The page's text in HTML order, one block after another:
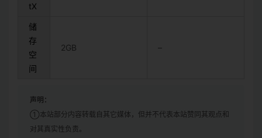
tX
储
存
空
间
2GB –
声明：
①本站部分内容转载自其它媒体，但并不代表本站赞同其观点和
对其真实性负责。